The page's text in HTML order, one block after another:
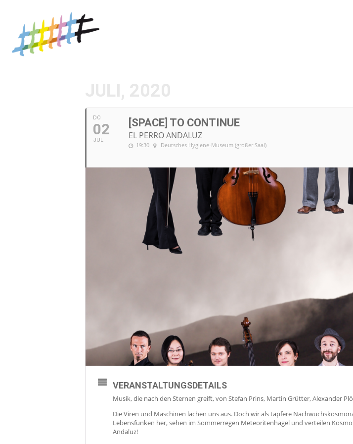
DO
02
JUL
[SPACE] TO CONTINUE
EL PERRO ANDALUZ
19:30 Deutsches Hygiene-Museum (großer Saal)
VERANSTALTUNGSDETAILS
Musik, die nach den Sternen greift, von Stefan Prins, Martin Grütter, Alexander
Die Viren und Maschinen lachen uns aus. Doch wir als tapfere
Lebensfunken her, sehen im Sommerregen Meteoritenhagel und verteilen
Andaluz!